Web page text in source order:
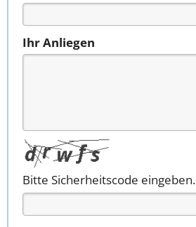
Ihr Anliegen
Bitte Sicherheitscode eingeben.